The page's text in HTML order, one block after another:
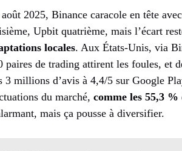
2025, Binance caracole en tête
Upbit quatrième, mais l’écart
locales. Aux États-Unis, via
paires de trading attirent les foules, et
3 millions d’avis à 4,4/5 sur Google
du marché, comme les 55,3
mais ça pousse à diversifier.